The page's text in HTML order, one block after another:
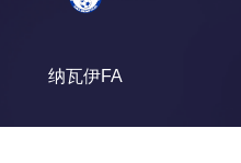
纳瓦伊FA